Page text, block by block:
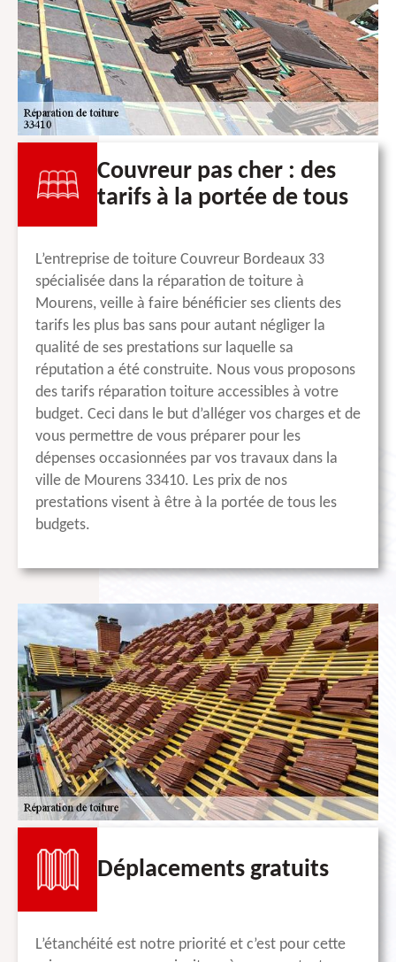
Couvreur pas cher : des
tarifs à la portée de tous
L’entreprise de toiture Couvreur Bordeaux 33
spécialisée dans la réparation de toiture à
Mourens, veille à faire bénéficier ses clients des
tarifs les plus bas sans pour autant négliger la
qualité de ses prestations sur laquelle sa
réputation a été construite. Nous vous proposons
des tarifs réparation toiture accessibles à votre
budget. Ceci dans le but d’alléger vos charges et de
vous permettre de vous préparer pour les
dépenses occasionnées par vos travaux dans la
ville de Mourens 33410. Les prix de nos
prestations visent à être à la portée de tous les
budgets.
Déplacements gratuits
L’étanchéité est notre priorité et c’est pour cette